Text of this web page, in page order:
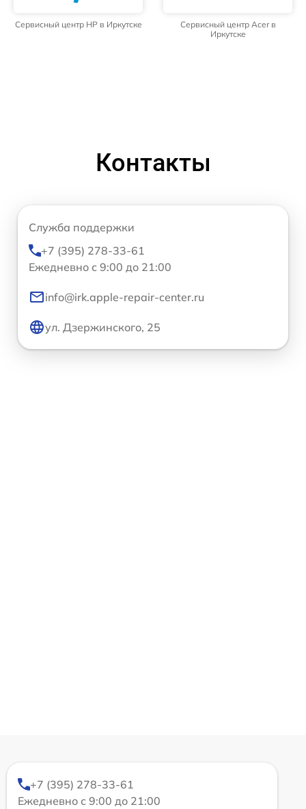
Сервисный центр HP в Иркутске
Сервисный центр Acer в
Иркутске
Контакты
Служба поддержки
+7 (395) 278-33-61
Ежедневно с 9:00 до 21:00
info@irk.apple-repair-center.ru
ул. Дзержинского, 25
+7 (395) 278-33-61
Ежедневно с 9:00 до 21:00